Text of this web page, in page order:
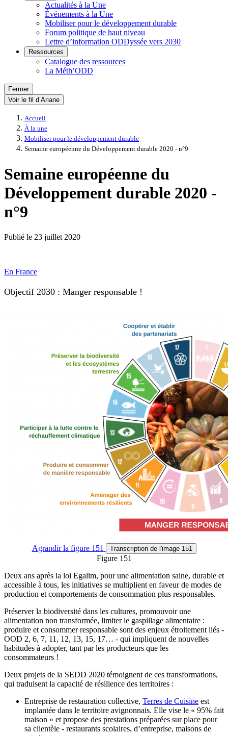
Actualités à la Une
Événements à la Une
Mobiliser pour le développement durable
Forum politique de haut niveau
Lettre d’information ODDyssée vers 2030
Ressources
Catalogue des ressources
La Méth’ODD
Fermer
Voir le fil d’Ariane
Accueil
À la une
Mobiliser pour le développement durable
Semaine européenne du Développement durable 2020 - n°9
Semaine européenne du
Développement durable 2020 -
n°9
Publié le 23 juillet 2020
En France
Objectif 2030 : Manger responsable !
Agrandirla figure 151 Transcription de l'image 151
Figure 151
Deux ans après la loi Egalim, pour une alimentation saine, durable et
accessible à tous, les initiatives se multiplient en faveur de modes de
production et comportements de consommation plus responsables.
Préserver la biodiversité dans les cultures, promouvoir une
alimentation non transformée, limiter le gaspillage alimentaire :
produire et consommer responsable sont des enjeux étroitement liés -
OOD 2, 6, 7, 11, 12, 13, 15, 17… - qui impliquent de nouvelles
habitudes à adopter, tant par les producteurs que les
consommateurs !
Deux projets de la SEDD 2020 témoignent de ces transformations,
qui traduisent la capacité de résilience des territoires :
Entreprise de restauration collective, Terres de Cuisine est
implantée dans le territoire avignonnais. Elle vise le « 95% fait
maison » et propose des prestations préparées sur place pour
sa clientèle - restaurants scolaires, d’entreprise, maisons de